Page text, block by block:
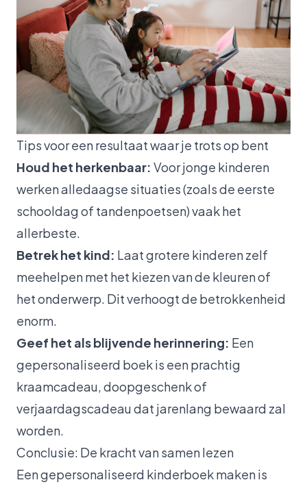
Tips voor een resultaat waar je trots op bent
Houd het herkenbaar: Voor jonge kinderen
werken alledaagse situaties (zoals de eerste
schooldag of tandenpoetsen) vaak het
allerbeste.
Betrek het kind: Laat grotere kinderen zelf
meehelpen met het kiezen van de kleuren of
het onderwerp. Dit verhoogt de betrokkenheid
enorm.
Geef het als blijvende herinnering: Een
gepersonaliseerd boek is een prachtig
kraamcadeau, doopgeschenk of
verjaardagscadeau dat jarenlang bewaard zal
worden.
Conclusie: De kracht van samen lezen
Een gepersonaliseerd kinderboek maken is